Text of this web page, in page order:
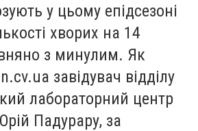
у цьому епідсезоні
хворих на 14
з минулим. Як
завідувач відділу
лабораторний центр
Падурару, за